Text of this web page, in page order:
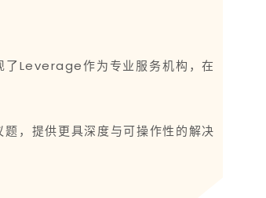
了Leverage作为专业服务机构，在
，提供更具深度与可操作性的解决